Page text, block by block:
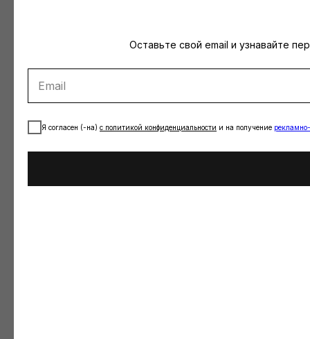
Оставьте свой email и узнавайте
Я согласен (-на) с политикой конфиденциальности и на получение